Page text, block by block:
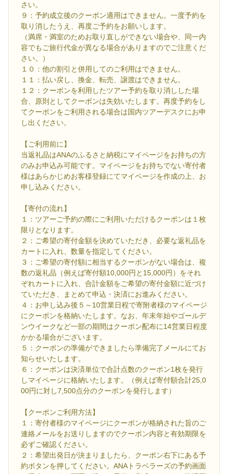
さい。
９：予約成立後のクーポン適用はできません。一度予約を
取り消したうえ、再度ご予約をお願いします。
（満席・満室のためお取り直しができない場合や、同一内
容でもご旅行代金が異なる場合がありますのでご注意くだ
さい。）
１０：他の割引と併用してのご利用はできません。
１１：払い戻し、換金、転売、譲渡はできません。
１２：クーポンを利用したツアー予約を取り消しした場
合、原則としてクーポンは失効いたします。再度予約をし
てクーポンをご利用される場合は国内ツアーデスクにお申
し出ください。
【ご利用前に】
当返礼品はANAのふるさと納税にマイページをお持ちの方
のみお申込み可能です。マイページをお持ちでない寄付者
様はあらかじめお客様登録にてマイページを作成の上、お
申し込みください。
【寄付の流れ】
１：ツアーご予約の際にご利用いただけるクーポンは１枚
限りとなります。
２：ご希望の寄付金額を決めていただき、必要な返礼品を
カートに入れ、数量を指定してください。
３：ご希望の寄付額に相当するクーポンがない場合は、複
数の返礼品（例えば寄付額10,000円と15,000円）をそれ
ぞれカートに入れ、合計金額をご希望の寄付金額に近づけ
ていただき、まとめて申込・決済にお進みください。
４：お申し込み後５～10営業日程で寄附者様のマイページ
にクーポンを格納いたします。なお、年末年始やゴールデ
ンウイークなど一部の期間はクーポン配布に14営業日程度
かかる場合がございます。
５：クーポンの準備ができましたら準備完了メールにてお
知らせいたします。
６：クーポンは決済単位で合計点数のクーポン1枚を発行
しマイページに格納いたします。（例えば寄付額合計25,0
00円に対し7,500点分のクーポンを発行します）
【クーポンご利用方法】
１：寄付者様のマイページにクーポンが格納された旨のご
連絡メールをお送りしますのでクーポン内容と有効期限を
必ずご確認ください。
２：希望出発日が決まりましたら、クーポン右下にある予
約ボタンを押してください。ANAトラベラーズの予約画面